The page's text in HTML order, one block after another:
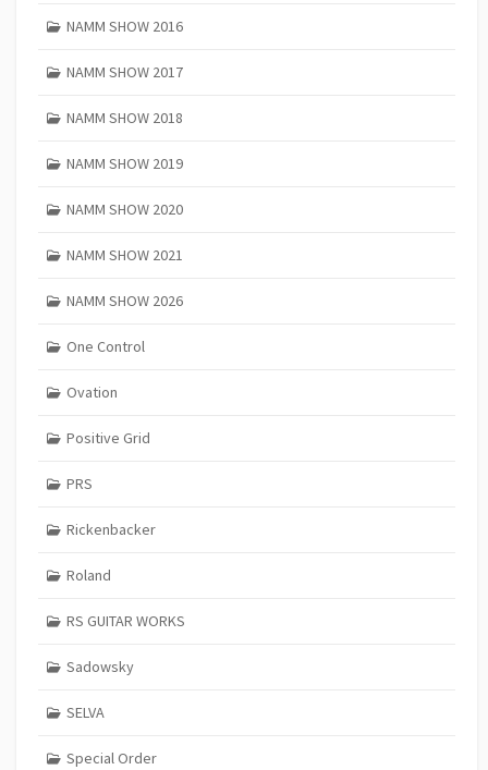
NAMM SHOW 2016
NAMM SHOW 2017
NAMM SHOW 2018
NAMM SHOW 2019
NAMM SHOW 2020
NAMM SHOW 2021
NAMM SHOW 2026
One Control
Ovation
Positive Grid
PRS
Rickenbacker
Roland
RS GUITAR WORKS
Sadowsky
SELVA
Special Order